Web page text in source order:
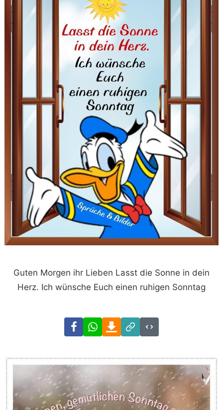
Guten Morgen ihr Lieben Lasst die Sonne in dein
Herz. Ich wünsche Euch einen ruhigen Sonntag
FacebookWhatsAppDownload
Link
Code